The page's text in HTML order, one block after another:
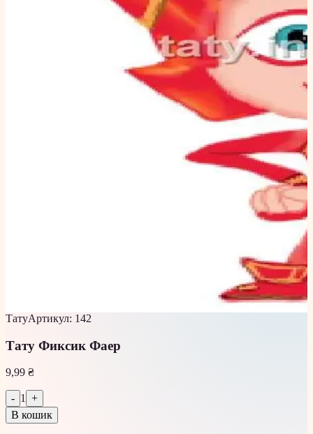
ТатуАртикул: 142
Тату Фиксик Фаер
9,99 ₴
- 1 +
В кошик